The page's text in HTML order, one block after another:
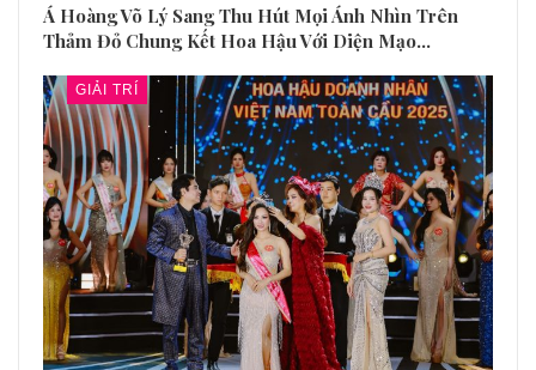
Á Hoàng Võ Lý Sang Thu Hút Mọi Ánh Nhìn Trên
Thảm Đỏ Chung Kết Hoa Hậu Với Diện Mạo…
GIẢI TRÍ